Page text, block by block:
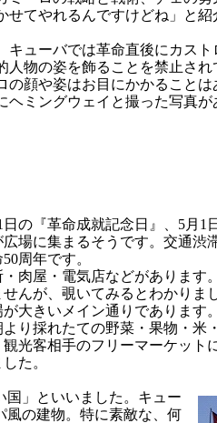
せてやれるんですけどね」と
ューバでは革命直後にカスト
人物の姿を飾ることを禁止され
の顔や姿はお目にかかること
ミングウェイと撮った写真が
の『革命成就記念日』、5月1
場に集まるそうです。交通渋
周年です。
肉屋・電気店などがあります
んが、覗いてみるとわかりまし
大きいメイン通りであります
り採れたての野菜・果物・米
光客相手のフリーマーケット
た。
」といいました。キュー
風の建物。特に素敵な、何